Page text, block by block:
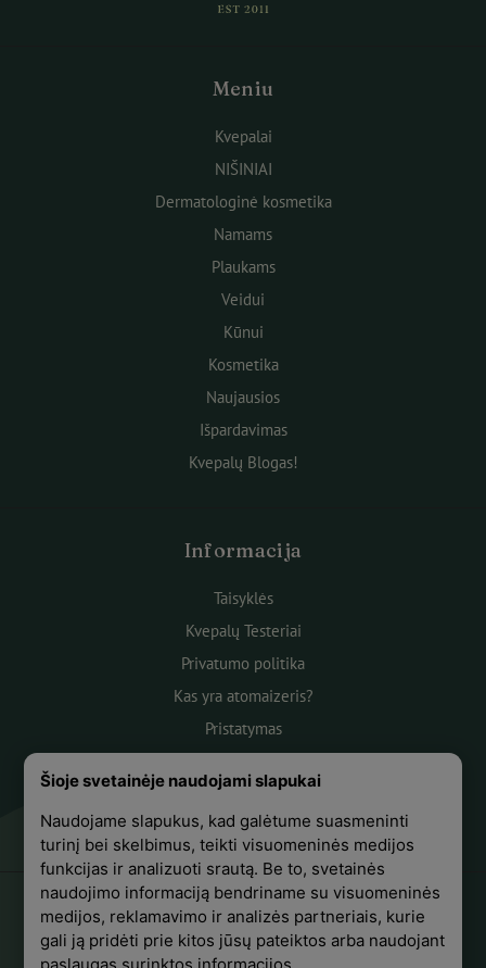
Meniu
Kvepalai
NIŠINIAI
Dermatologinė kosmetika
Namams
Plaukams
Veidui
Kūnui
Kosmetika
Naujausios
Išpardavimas
Kvepalų Blogas!
Informacija
Taisyklės
Kvepalų Testeriai
Privatumo politika
Kas yra atomaizeris?
Pristatymas
Apie mus
Atsiliepimai
+370 618 44441
Šioje svetainėje naudojami slapukai
Naudojame slapukus, kad galėtume suasmeninti
turinį bei skelbimus, teikti visuomeninės medijos
funkcijas ir analizuoti srautą. Be to, svetainės
naudojimo informaciją bendriname su visuomeninės
medijos, reklamavimo ir analizės partneriais, kurie
gali ją pridėti prie kitos jūsų pateiktos arba naudojant